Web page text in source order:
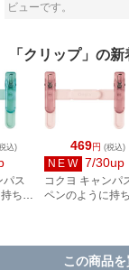
ビューです。
「クリップ」の
469円 (税込)
NEW 7/30up
コクヨ キャンパ
ペンのように持
込)
パス
ち運
この商品